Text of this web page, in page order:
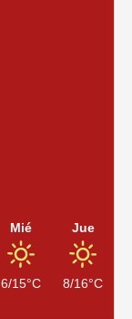
Mié
6/15°C
Jue
8/16°C